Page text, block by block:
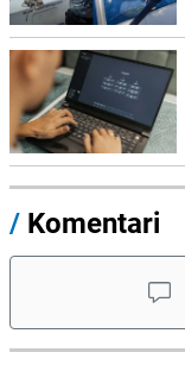
/ Komentari